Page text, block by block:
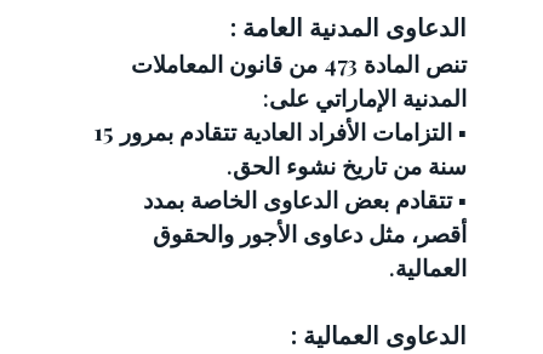
الدعاوى المدنية العامة :
تنص المادة 473 من قانون المعاملات
المدنية الإماراتي على:
▪️ التزامات الأفراد العادية تتقادم بمرور
سنة من تاريخ نشوء الحق.
▪️ تتقادم بعض الدعاوى الخاصة بمدد
أقصر، مثل دعاوى الأجور والحقوق
العمالية.
الدعاوى العمالية :